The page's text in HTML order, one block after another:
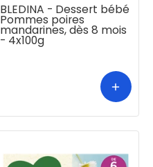
BLEDINA - Dessert bébé
Pommes poires
mandarines, dès 8 mois
- 4x100g